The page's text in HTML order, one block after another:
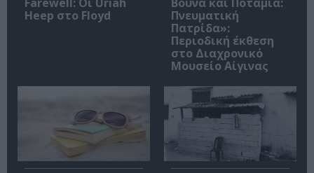
Heep στο Floyd
Πνευματική
Πατρίδα»:
Περιοδική έκθεση
στο Διαχρονικό
Μουσείο Αίγινας